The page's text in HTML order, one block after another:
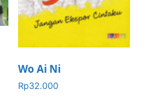
Wo Ai Ni
Rp32.000